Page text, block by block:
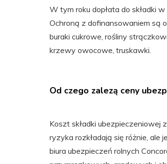
W tym roku dopłata do składki
Ochroną z dofinansowaniem są
buraki cukrowe, rośliny
krzewy owocowe, truskawki.
Od czego zalezą ceny
Koszt składki ubezpieczeniowej
ryzyka rozkładają się różnie, ale
biura ubezpieczeń rolnych